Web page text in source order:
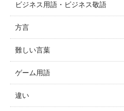
ビジネス用語・ビジネス敬語
方言
難しい言葉
ゲーム用語
違い